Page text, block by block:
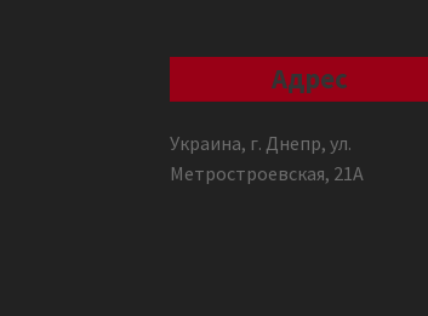
Адрес
Украина, г. Днепр, ул.
Метростроевская, 21А